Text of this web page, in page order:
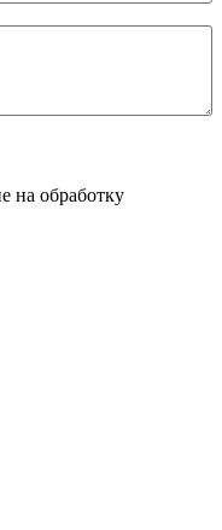
на обработку